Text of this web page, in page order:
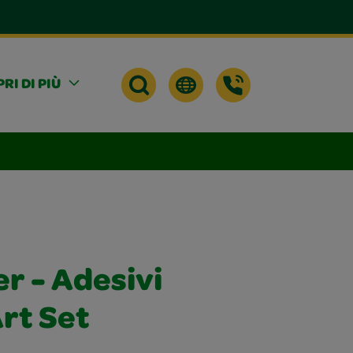
DI PIÙ
- Adesivi
Set